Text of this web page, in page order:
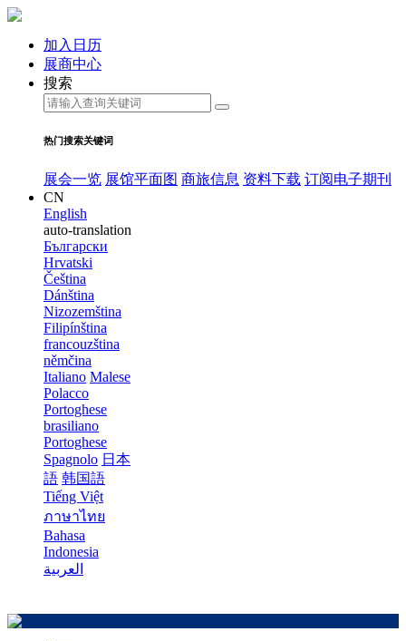
加入日历
展商中心
搜索
热门搜索关键词
展会一览 展馆平面图 商旅信息 资料下载 订阅电子期刊
CN
English
auto-translation
Български
Hrvatski
Čeština
Dánština
Nizozemština
Filipínština
francouzština
němčina
Italiano Malese
Polacco
Portoghese
brasiliano
Portoghese
Spagnolo 日本
語 韩国語
Tiếng Việt
ภาษาไทย
Bahasa
Indonesia
العربية